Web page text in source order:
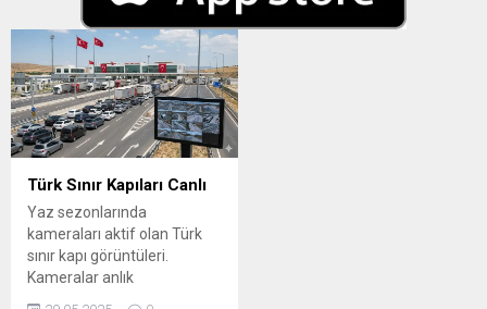
Türk Sınır Kapıları Canlı
Yaz sezonlarında
kameraları aktif olan Türk
sınır kapı görüntüleri.
Kameralar anlık